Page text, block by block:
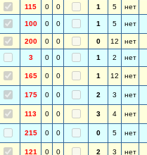
115 0 0 1 5 нет
100 0 0 1 5 нет
200 0 0 0 12 нет
3 0 0 1 2 нет
165 0 0 1 12 нет
175 0 0 2 3 нет
113 0 0 3 4 нет
215 0 0 0 5 нет
121 0 0 2 3 нет